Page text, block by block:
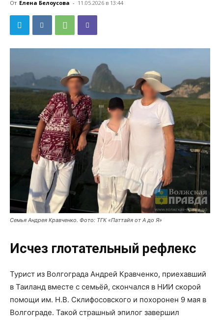
От Елена Белоусова - 11.05.2026 в 13:44
Семья Андрея Кравченко. Фото: ТГК «Паттайя от А до Я»
Исчез глотательный рефлекс
Турист из Волгограда Андрей Кравченко, приехавший
в Таиланд вместе с семьёй, скончался в НИИ скорой
помощи им. Н.В. Склифосовского и похоронен 9 мая в
Волгограде. Такой страшный эпилог завершил